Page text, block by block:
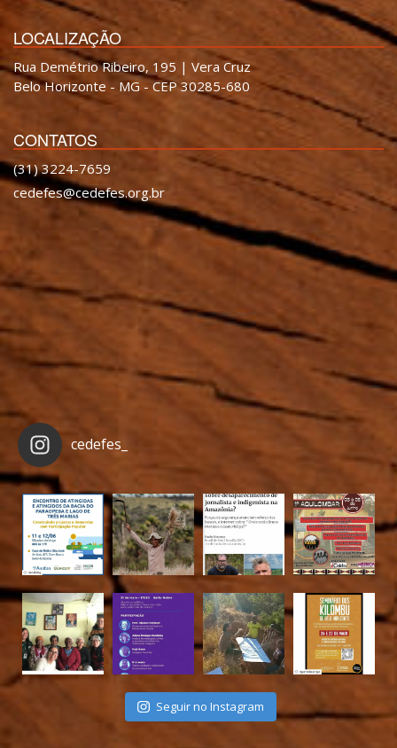
LOCALIZAÇÃO
Rua Demétrio Ribeiro, 195 | Vera Cruz
Belo Horizonte - MG - CEP 30285-680
CONTATOS
(31) 3224-7659
cedefes@cedefes.org.br
cedefes_
Seguir no Instagram